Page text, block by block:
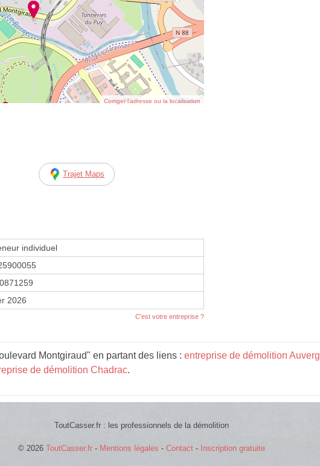
Corriger l’adresse ou la localisation
Trajet Maps
individuel
2026
C'est votre entreprise ?
Montgiraud" en partant des liens : entreprise de démolition
de démolition Chadrac.
ToutCasser.fr : les professionnels de la démolition
© 2026 ToutCasser.fr - Mentions légales - Contact- Inscription gratuite